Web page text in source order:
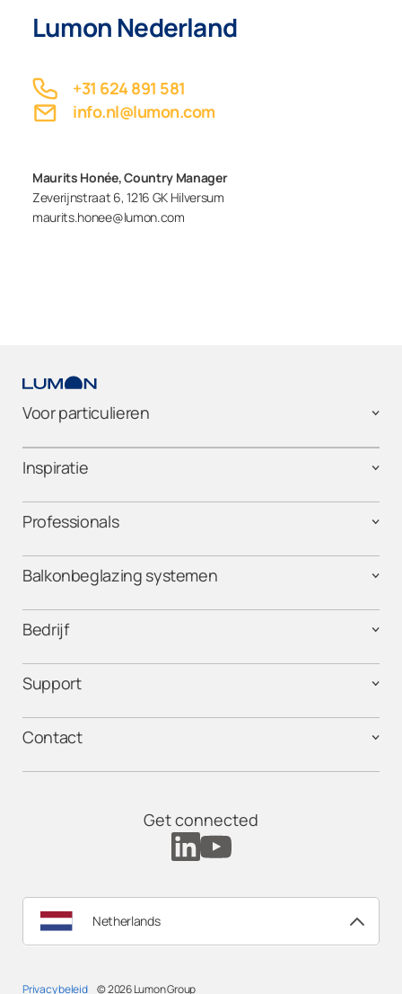
Lumon Nederland
+31 624 891 581
info.nl@lumon.com
Maurits Honée, Country Manager
Zeverijnstraat 6, 1216 GK Hilversum
maurits.honee@lumon.com
Voor particulieren
Inspiratie
Professionals
Balkonbeglazing systemen
Bedrijf
Support
Contact
Get connected
Netherlands
Privacy beleid
© 2026Lumon Group